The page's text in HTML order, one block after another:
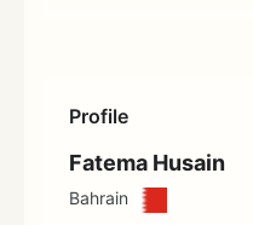
Profile
Fatema Husain
Bahrain